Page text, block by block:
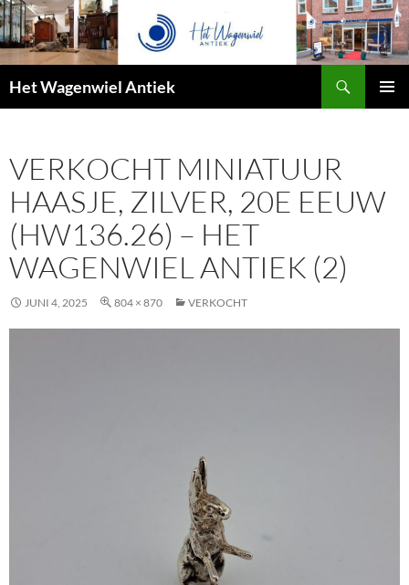
Het Wagenwiel Antiek
VERKOCHT MINIATUUR
HAASJE, ZILVER, 20E EEUW
(HW136.26) – HET
WAGENWIEL ANTIEK (2)
JUNI 4, 2025 804 × 870 VERKOCHT